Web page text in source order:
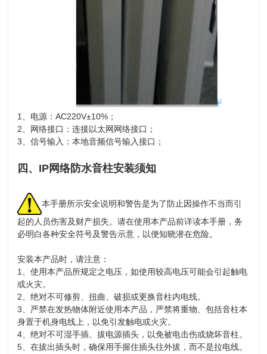
1、电源：AC220V±10%；
2、网络接口：连接以太网网络接口；
3、信号输入：本地音频信号输入接口；
四、IP网络防水音柱安装须知
本手册所示安全说明和警告是为了防止因操作不当而引
起的人员伤害及财产损失。请在使用本产品前详读本手册，务
必明白各种安全符号及警告示意，以便知晓潜在危险。
安装本产品时，请注意：
1、使用本产品所规定之电压，如使用较高电压可能会引起触电
或火灾。
2、绝对不可修剪、扭曲、破损或更换音柱内电线。
3、严禁在发热物体附近使用本产品，严禁将重物、包括音柱本
身置于机身电线上，以免引发触电或火灾。
4、绝对不可湿手插、拔电源插头，以免被电击伤或烧坏音柱。
5、在拔出插头时，确保用手握住插头往外拔，而不是拉电线。